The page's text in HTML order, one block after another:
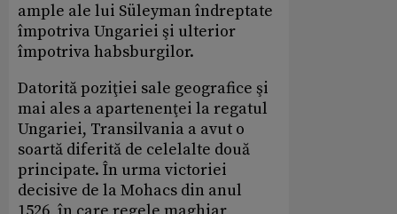
ample ale lui Süleyman îndreptate
împotriva Ungariei şi ulterior
împotriva habsburgilor.
Datorită poziţiei sale geografice şi
mai ales a apartenenţei la regatul
Ungariei, Transilvania a avut o
soartă diferită de celelalte două
principate. În urma victoriei
decisive de la Mohacs din anul